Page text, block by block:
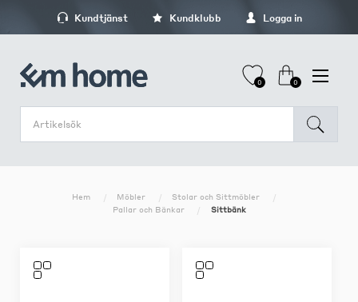
Kundtjänst Kundklubb Logga in
0 0
Hem Möbler
Stolar och Sittmöbler
Pallar och Bänkar
Sittbänk